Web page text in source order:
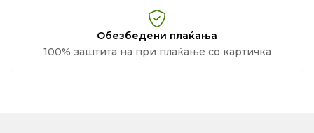
Обезбедени плаќања
100% заштита на при плаќање со картичка